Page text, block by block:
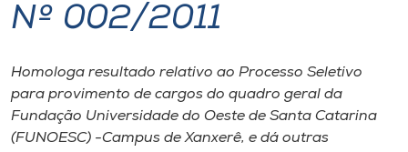
Cultura
Nº 002/2011
Homologa resultado relativo ao Processo Seletivo
para provimento de cargos do quadro geral da
Fundação Universidade do Oeste de Santa Catarina
(FUNOESC) -Campus de Xanxerê, e dá outras